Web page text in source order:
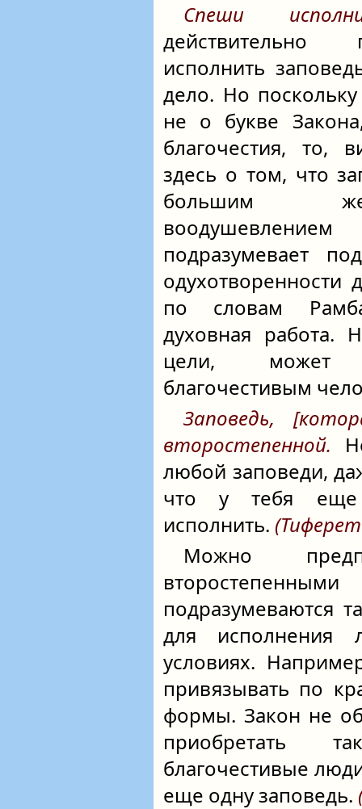
Спеши
действительно
исполнить
дело. Но
не о букве
благочестия, то,
здесь о том, что
большим
подразумевает
одухотворенности
по словам
духовная работа.
цели, может
благочестивым
Заповедь,
второстепенной.
любой заповеди,
что у тебя еще
исполнить.
Можно
подразумеваются
для исполнения
условиях.
привязывать по
формы. Закон не
приобретать
благочестивые
еще одну заповедь.